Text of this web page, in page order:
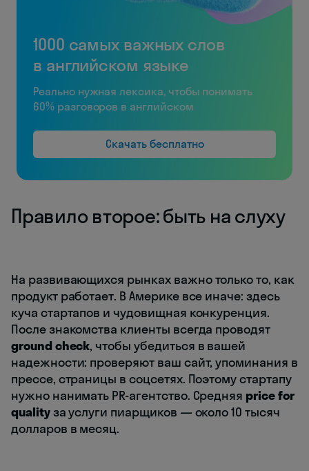
1000 самых важных слов
в английском языке
Реально нужная лексика, чтобы понимать
60% разговоров в английском
Скачать бесплатно
Правило второе: быть на слуху
На развивающихся рынках важно только то, как
продукт работает. В Америке все иначе: здесь
куча стартапов и чудовищная конкуренция.
После знакомства клиенты всегда проводят
ground check, чтобы убедиться в вашей
надежности: проверяют ваш сайт, упоминания в
прессе, страницы в соцсетях. Поэтому стартапу
нужно нанимать PR-агентство. Средняя price for
qualityза услуги пиарщиков — около 10 тысяч
долларов в месяц.